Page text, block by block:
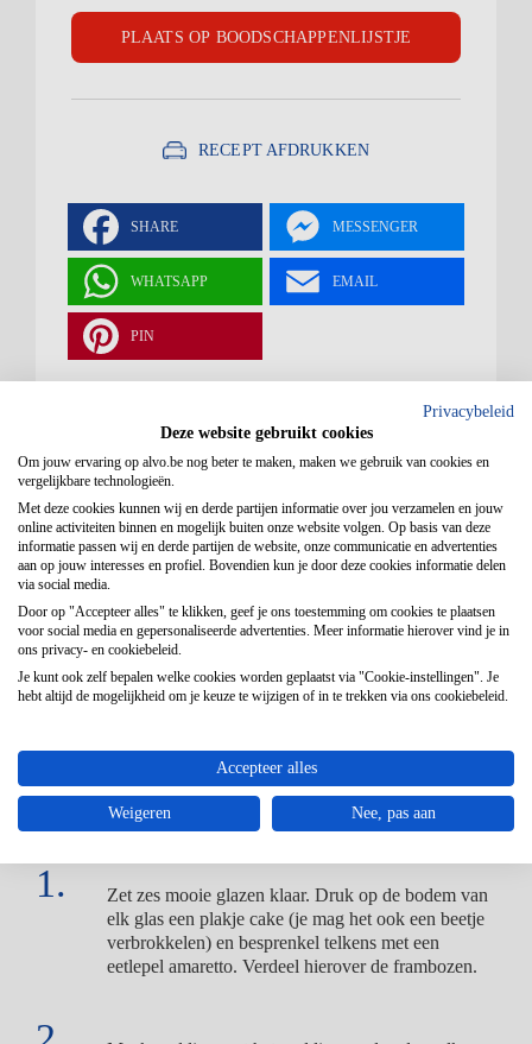
RECEPT AFDRUKKEN
SHARE MESSENGER
WHATSAPP EMAIL
PIN
Engelse trifle
met rood
fruit en
amandelen
Zet zes mooie glazen klaar. Druk op de bodem van
elk glas een plakje cake (je mag het ook een beetje
verbrokkelen) en besprenkel telkens met een
eetlepel amaretto. Verdeel hierover de frambozen.
Privacybeleid
Deze website gebruikt cookies
Om jouw ervaring op alvo.be nog beter te maken, maken we gebruik van cookies en
vergelijkbare technologieën.
Met deze cookies kunnen wij en derde partijen informatie over jou verzamelen en jouw
online activiteiten binnen en mogelijk buiten onze website volgen. Op basis van deze
informatie passen wij en derde partijen de website, onze communicatie en advertenties
aan op jouw interesses en profiel. Bovendien kun je door deze cookies informatie delen
via social media.
Door op "Accepteer alles" te klikken, geef je ons toestemming om cookies te plaatsen
voor social media en gepersonaliseerde advertenties. Meer informatie hierover vind je in
ons privacy- en cookiebeleid.
Je kunt ook zelf bepalen welke cookies worden geplaatst via "Cookie-instellingen". Je
hebt altijd de mogelijkheid om je keuze te wijzigen of in te trekken via ons cookiebeleid.
Accepteer alles
Weigeren Nee, pas aan